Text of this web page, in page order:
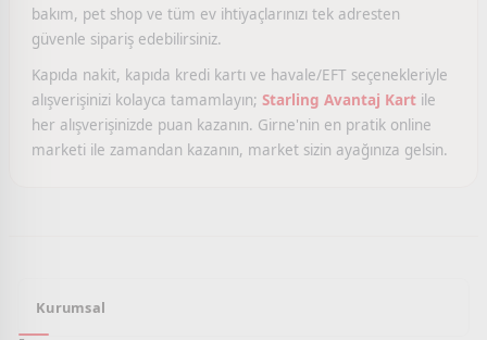
bakım, pet shop ve tüm ev ihtiyaçlarınızı tek adresten
güvenle sipariş edebilirsiniz.
Kapıda nakit, kapıda kredi kartı ve havale/EFT seçenekleriyle
alışverişinizi kolayca tamamlayın; Starling Avantaj Kart ile
her alışverişinizde puan kazanın. Girne'nin en pratik online
marketi ile zamandan kazanın, market sizin ayağınıza gelsin.
Kurumsal